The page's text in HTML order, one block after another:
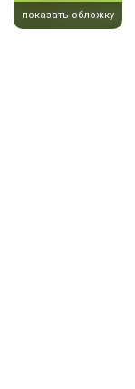
показать обложку